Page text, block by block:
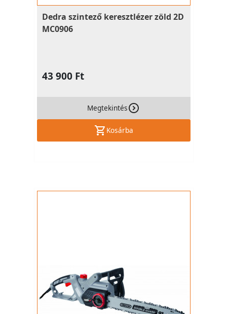
Dedra szintező keresztlézer zöld 2D
MC0906
43 900 Ft
Megtekintés
Kosárba